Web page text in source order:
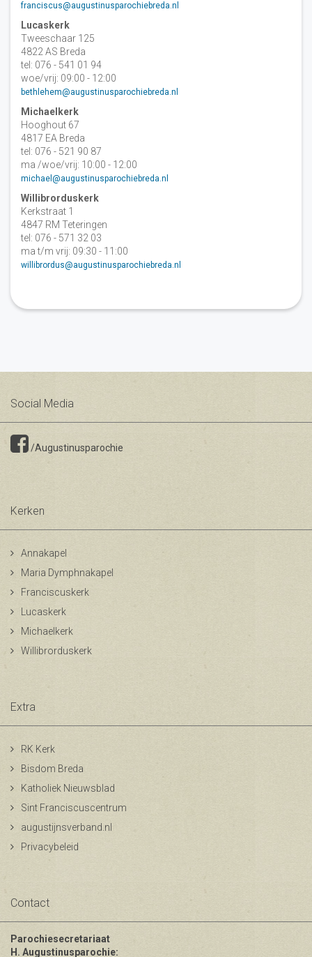
franciscus@augustinusparochiebreda.nl
Lucaskerk
Tweeschaar 125
4822 AS Breda
tel: 076 - 541 01 94
woe/vrij: 09:00 - 12:00
bethlehem@augustinusparochiebreda.nl
Michaelkerk
Hooghout 67
4817 EA Breda
tel: 076 - 521 90 87
ma /woe/vrij: 10:00 - 12:00
michael@augustinusparochiebreda.nl
Willibrorduskerk
Kerkstraat 1
4847 RM Teteringen
tel: 076 - 571 32 03
ma t/m vrij: 09:30 - 11:00
willibrordus@augustinusparochiebreda.nl
Social Media
/Augustinusparochie
Kerken
Annakapel
Maria Dymphnakapel
Franciscuskerk
Lucaskerk
Michaelkerk
Willibrorduskerk
Extra
RK Kerk
Bisdom Breda
Katholiek Nieuwsblad
Sint Franciscuscentrum
augustijnsverband.nl
Privacybeleid
Contact
Parochiesecretariaat
H. Augustinusparochie: